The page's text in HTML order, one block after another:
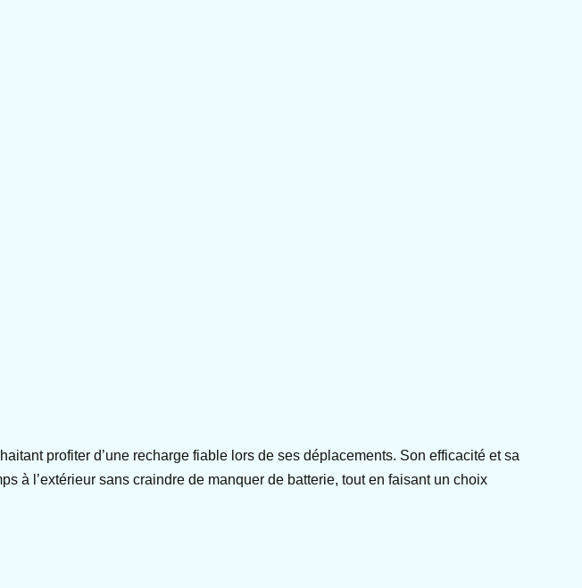
profiter d’une recharge fiable lors de ses déplacements. Son efficacité et sa
à l’extérieur sans craindre de manquer de batterie, tout en faisant un choix